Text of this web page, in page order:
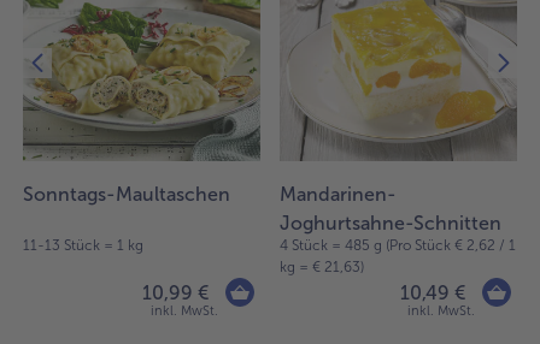
Sonntags-Maultaschen
11-13 Stück = 1 kg
10,99 €
inkl. MwSt.
Mandarinen-
Joghurtsahne-Schnitten
4 Stück = 485 g (Pro Stück € 2,62 / 1
kg = € 21,63)
10,49 €
inkl. MwSt.